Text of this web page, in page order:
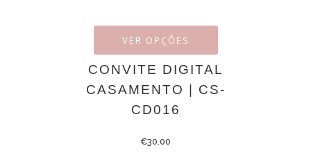
VER OPÇÕES
CONVITE DIGITAL
CASAMENTO | CS-
CD016
€30.00